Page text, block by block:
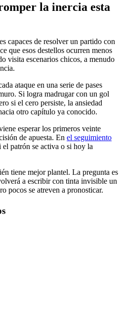
la inercia esta
capaces de resolver un partido con
que esos destellos ocurren menos
visita escenarios chicos, a menudo
ataque en una serie de pases
Si logra madrugar con un gol
si el cero persiste, la ansiedad
otro capítulo ya conocido.
esperar los primeros veinte
de apuesta. En el seguimiento
el patrón se activa o si hoy la
tiene mejor plantel. La pregunta es
a escribir con tinta invisible un
pocos se atreven a pronosticar.